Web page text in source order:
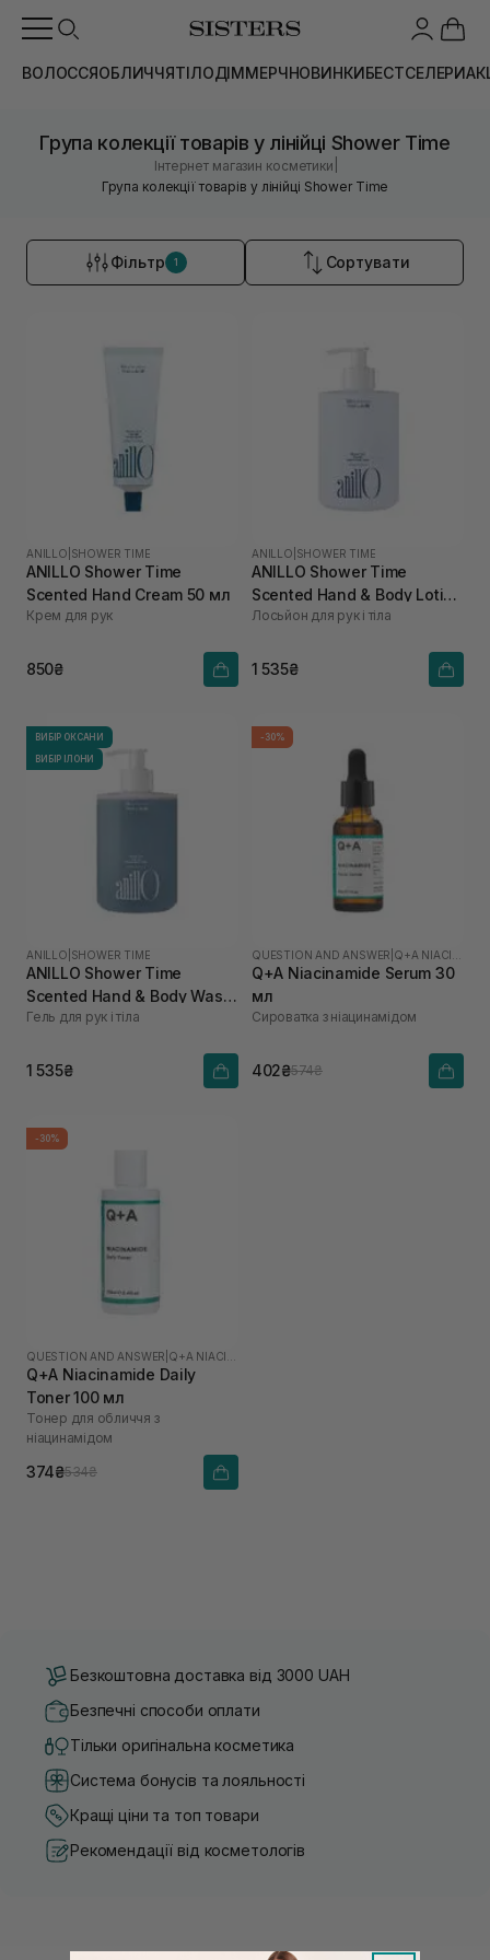
ВОЛОССЯОБЛИЧЧЯТІЛОДІММЕРЧНОВИНКИБЕСТСЕЛЕРИ
Група колекції товарів у лінійці Shower Time
Інтернет магазин косметики
Група колекції товарів у лінійці Shower Time
Фільтр 1 Сортувати
ANILLO SHOWER TIME
ANILLO Shower Time
Scented Hand Cream 50 мл
Крем для рук
850₴
ANILLO SHOWER TIME
ANILLO Shower Time
Scented Hand & Body Lotion
450 мл
Лосьйон для рук і тіла
1 535₴
ВИБІР ОКСАНИ
ВИБІР ІЛОНИ
ANILLO SHOWER TIME
ANILLO Shower Time
Scented Hand & Body Wash
450 мл
Гель для рук і тіла
1 535₴
-30%
QUESTION AND ANSWER
Q+A Niacinamide Serum 30
мл
Сироватка з ніацинамідом
402₴574₴
-30%
QUESTION AND ANSWER
Q+A Niacinamide Daily
Toner 100 мл
Тонер для обличчя з
ніацинамідом
374₴534₴
Безкоштовна доставка від 3000 UAH
Безпечні способи оплати
Тільки оригінальна косметика
Система бонусів та лояльності
Кращі ціни та топ товари
Рекомендації від косметологів